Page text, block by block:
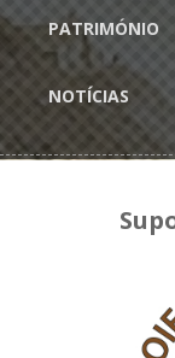
PATRIMÓNIO
NOTÍCIAS